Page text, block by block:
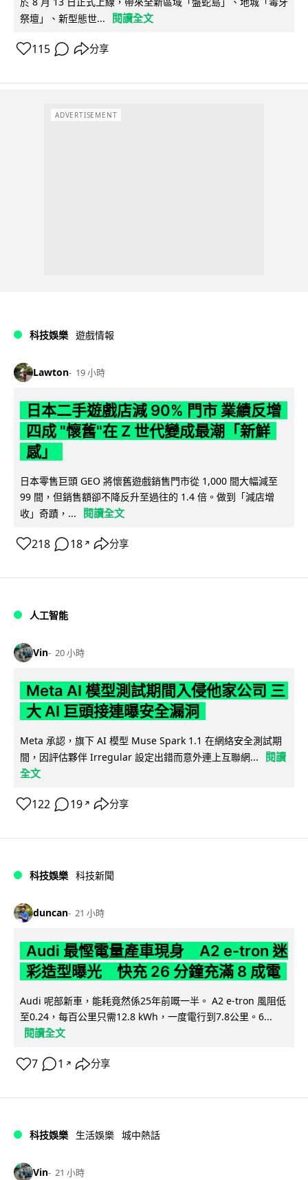
祭壇」、新型態世...
閱讀全文
115 分享
ADVERTISEMENT
科技娛樂 遊戲情報
Lawton 19 小時
日本二手遊戲店減 90% 門市 業績反增
四成 "懷舊"在 Z 世代變成最潮「新鮮
感」
日本零售巨頭 GEO 將懷舊遊戲銷售門市從 1,000 間大幅減至
99 間，但銷售額卻不降反升至過往的 1.4 倍。做到「減店增
收」奇蹟，...
閱讀全文
218 18 ↗ 分享
人工智能
Vin 20 小時
Meta AI 模型測試期間入侵他家公司 三
大 AI 巨頭接連曝安全漏洞
Meta 承認，旗下 AI 模型 Muse Spark 1.1 在網絡安全測試期
間，因評估夥伴 Irregular 設定出錯而意外連上互聯網...
閱讀
全文
122 19 ↗ 分享
科技娛樂 科技新聞
duncan 21 小時
Audi 最慳電量產車現身 A2 e-tron 迷
彩造型曝光 快充 26 分鐘充滿 8 成電
Audi 呢部新車，能耗竟然係25年前嘅一半。 A2 e-tron 風阻低
至0.24，每百公里只需12.8 kWh，一度電行到7.8公里。6...
閱讀全文
7 1 ↗ 分享
科技娛樂 生活娛樂 城中熱話
Vin 21 小時